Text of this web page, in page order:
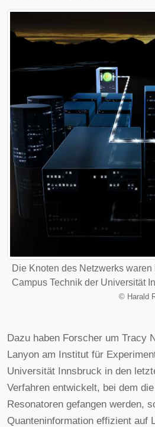
Die Knoten des Netzwerks
Campus Technik der Universität
© Harald
Dazu haben Forscher um Tracy
Lanyon am Institut für
Universität Innsbruck in den
Verfahren entwickelt, bei dem
Resonatoren gefangen werden,
Quanteninformation effizient auf